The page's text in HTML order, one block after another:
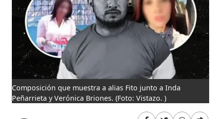
Composición que muestra a alias Fito junto a Inda
Peñarrieta y Verónica Briones. (Foto: Vistazo. )